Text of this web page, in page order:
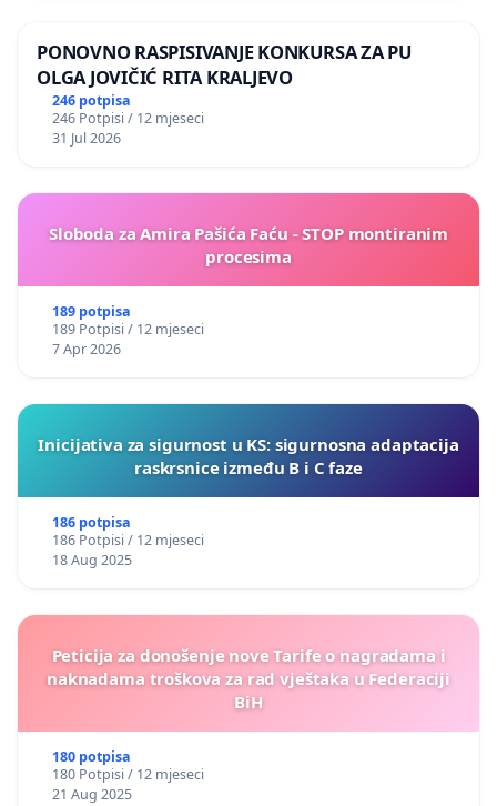
PONOVNO RASPISIVANJE KONKURSA ZA PU
OLGA JOVIČIĆ RITA KRALJEVO
246 potpisa
246 Potpisi / 12 mjeseci
31 Jul 2026
Sloboda za Amira Pašića Faću - STOP montiranim
procesima
189 potpisa
189 Potpisi / 12 mjeseci
7 Apr 2026
Inicijativa za sigurnost u KS: sigurnosna adaptacija
raskrsnice između B i C faze
186 potpisa
186 Potpisi / 12 mjeseci
18 Aug 2025
Peticija za donošenje nove Tarife o nagradama i
naknadama troškova za rad vještaka u Federaciji
BiH
180 potpisa
180 Potpisi / 12 mjeseci
21 Aug 2025